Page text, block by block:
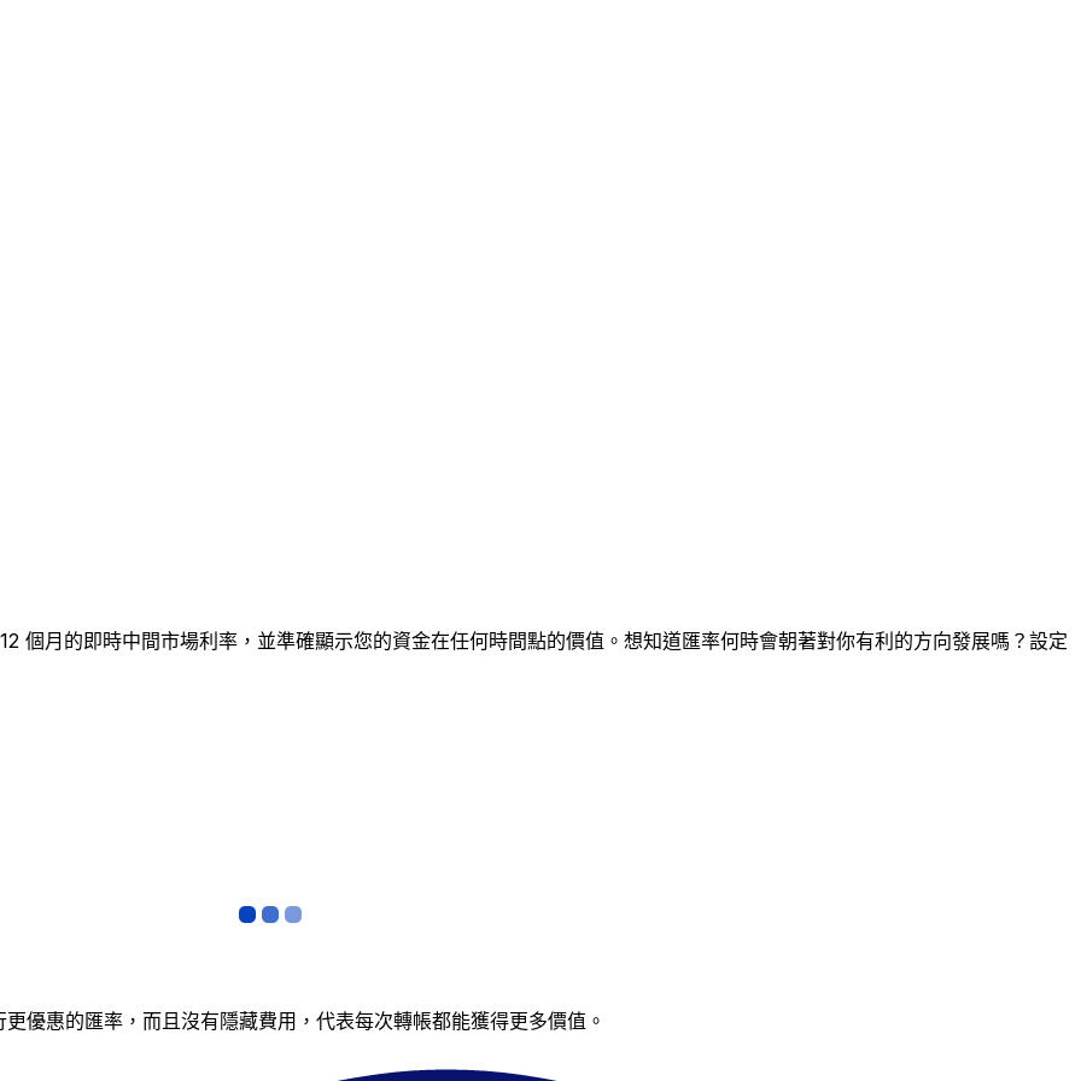
個月的即時中間市場利率，並準確顯示您的資金在任何時間點的價值。想知道匯率何時會朝著對你有利的方向發展嗎？設定
優惠的匯率，而且沒有隱藏費用，代表每次轉帳都能獲得更多價值。